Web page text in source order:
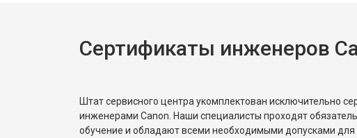
Сертификаты инженеров
Штат сервисного центра укомплектован исключительно
инженерами Canon. Наши специалисты проходят
обучение и обладают всеми необходимыми допусками